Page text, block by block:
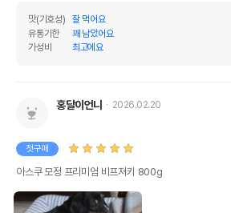
맛(기호성)
잘 먹어요
유통기한
꽤 남았어요
가성비
최고에요
홍달이언니 2026.02.20
첫구매
아스쿠 모정 프리미엄 비프져키 800g